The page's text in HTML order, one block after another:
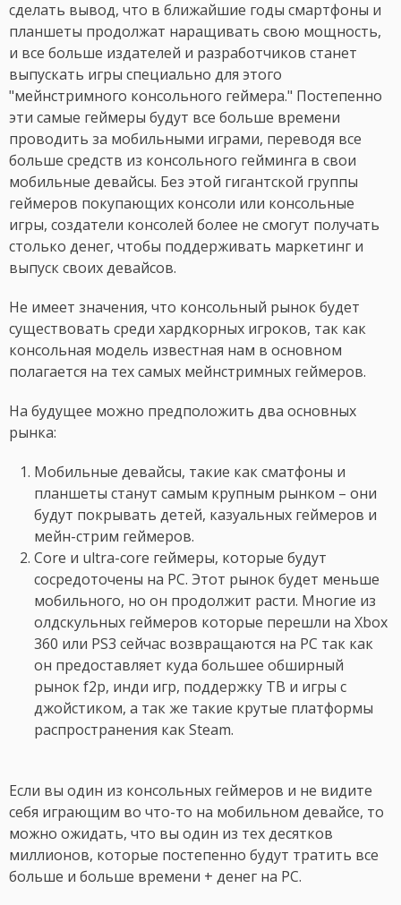
сделать вывод, что в ближайшие годы смартфоны и
планшеты продолжат наращивать свою мощность,
и все больше издателей и разработчиков станет
выпускать игры специально для этого
"мейнстримного консольного геймера." Постепенно
эти самые геймеры будут все больше времени
проводить за мобильными играми, переводя все
больше средств из консольного гейминга в свои
мобильные девайсы. Без этой гигантской группы
геймеров покупающих консоли или консольные
игры, создатели консолей более не смогут получать
столько денег, чтобы поддерживать маркетинг и
выпуск своих девайсов.
Не имеет значения, что консольный рынок будет
существовать среди хардкорных игроков, так как
консольная модель известная нам в основном
полагается на тех самых мейнстримных геймеров.
На будущее можно предположить два основных
рынка:
Мобильные девайсы, такие как сматфоны и
планшеты станут самым крупным рынком – они
будут покрывать детей, казуальных геймеров и
мейн-стрим геймеров.
Core и ultra-core геймеры, которые будут
сосредоточены на PC. Этот рынок будет меньше
мобильного, но он продолжит расти. Многие из
олдскульных геймеров которые перешли на Xbox
360 или PS3 сейчас возвращаются на PC так как
он предоставляет куда большее обширный
рынок f2p, инди игр, поддержку ТВ и игры с
джойстиком, а так же такие крутые платформы
распространения как Steam.
Если вы один из консольных геймеров и не видите
себя играющим во что-то на мобильном девайсе, то
можно ожидать, что вы один из тех десятков
миллионов, которые постепенно будут тратить все
больше и больше времени + денег на PC.